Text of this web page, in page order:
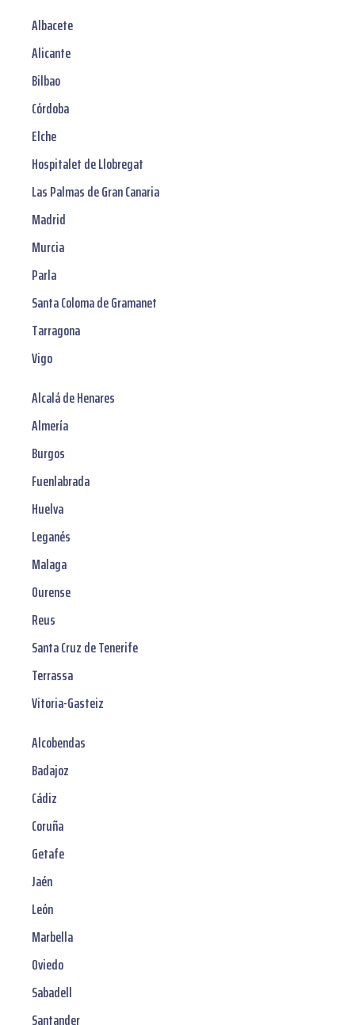
Albacete
Alicante
Bilbao
Córdoba
Elche
Hospitalet de Llobregat
Las Palmas de Gran Canaria
Madrid
Murcia
Parla
Santa Coloma de Gramanet
Tarragona
Vigo
Alcalá de Henares
Almería
Burgos
Fuenlabrada
Huelva
Leganés
Malaga
Ourense
Reus
Santa Cruz de Tenerife
Terrassa
Vitoria-Gasteiz
Alcobendas
Badajoz
Cádiz
Coruña
Getafe
Jaén
León
Marbella
Oviedo
Sabadell